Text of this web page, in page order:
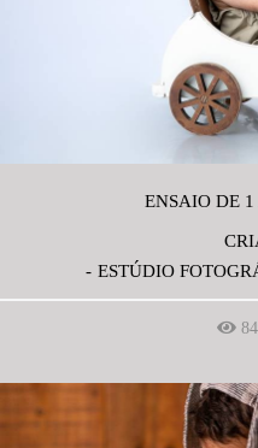
ENSAIO DE
ESTÚDIO